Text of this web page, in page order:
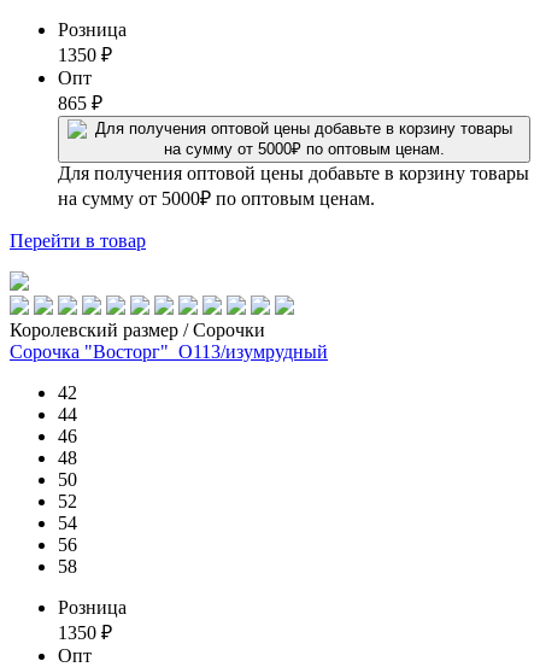
Розница
1350 ₽
Опт
865 ₽
Для получения оптовой цены добавьте в корзину товары
на сумму от 5000₽ по оптовым ценам.
Перейти в товар
Королевский размер / Сорочки
Сорочка "Восторг"_О113/изумрудный
42
44
46
48
50
52
54
56
58
Розница
1350 ₽
Опт